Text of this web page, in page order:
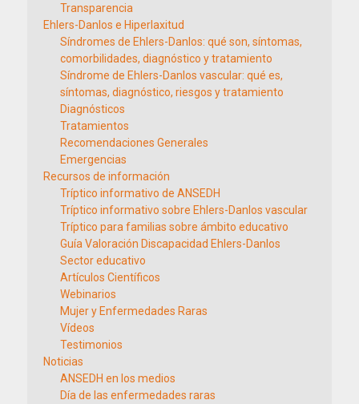
Transparencia
Ehlers-Danlos e Hiperlaxitud
Síndromes de Ehlers-Danlos: qué son, síntomas,
comorbilidades, diagnóstico y tratamiento
Síndrome de Ehlers-Danlos vascular: qué es,
síntomas, diagnóstico, riesgos y tratamiento
Diagnósticos
Tratamientos
Recomendaciones Generales
Emergencias
Recursos de información
Tríptico informativo de ANSEDH
Tríptico informativo sobre Ehlers-Danlos vascular
Tríptico para familias sobre ámbito educativo
Guía Valoración Discapacidad Ehlers-Danlos
Sector educativo
Artículos Científicos
Webinarios
Mujer y Enfermedades Raras
Vídeos
Testimonios
Noticias
ANSEDH en los medios
Día de las enfermedades raras